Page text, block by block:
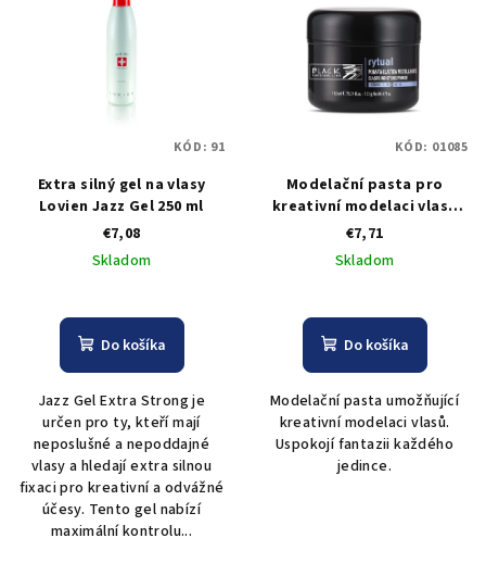
Extra silný gel na vlasy
Lovien Jazz Gel 250 ml
€7,08
Skladom
Do košíka
Jazz Gel Extra Strong je
určen pro ty, kteří mají
neposlušné a nepoddajné
vlasy a hledají extra silnou
fixaci pro kreativní a odvážné
účesy. Tento gel nabízí
maximální kontrolu...
KÓD: 91
Modelační pasta pro
kreativní modelaci vlasů
Black Pomade Rytual - 150
ml
€7,71
Skladom
Do košíka
Modelační pasta umožňující
kreativní modelaci vlasů.
Uspokojí fantazii každého
jedince.
KÓD: 01085